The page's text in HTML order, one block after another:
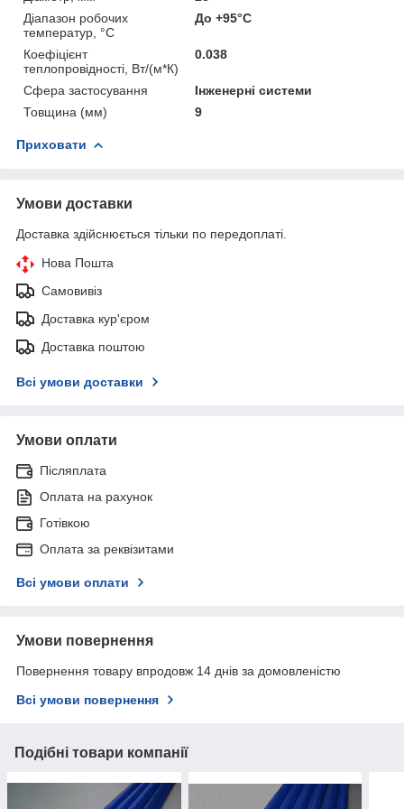
Діапазон робочих
температур, °С
До +95°С
Коефіцієнт
теплопровідності, Вт/(м*К)
0.038
Сфера застосування
Інженерні системи
Товщина (мм)
9
Приховати
Умови доставки
Доставка здійснюється тільки по передоплаті.
Нова Пошта
Самовивіз
Доставка кур'єром
Доставка поштою
Всі умови доставки
Умови оплати
Післяплата
Оплата на рахунок
Готівкою
Оплата за реквізитами
Всі умови оплати
Умови повернення
Повернення товару впродовж 14 днів за домовленістю
Всі умови повернення
Подібні товари компанії